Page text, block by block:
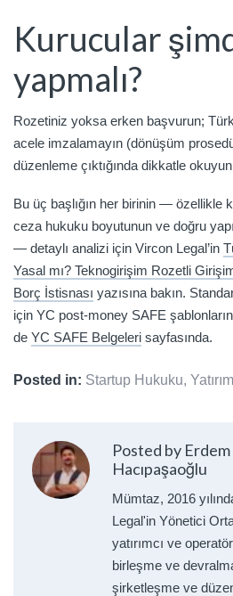
Kurucular
yapmalı?
Rozetiniz yoksa erken başvurun;
acele imzalamayın (dönüşüm
düzenleme çıktığında dikkatle
Bu üç başlığın her birinin — özellikle
ceza hukuku boyutunun ve doğru
— detaylı analizi için Vircon Legal’in
Yasal mı? Teknogirişim Rozetli
Borç İstisnası yazısına bakın.
için YC post-money SAFE
de YC SAFE Belgeleri sayfasında.
Posted in: Startup Hukuku, Yatırım
Posted by
Hacıpaşaoğlu
Mümtaz, 2016
Legal'in Yönetici
yatırımcı ve
birleşme ve
şirketleşme ve